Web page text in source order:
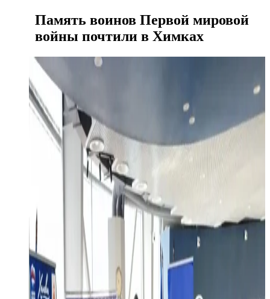
Память воинов Первой мировой
войны почтили в Химках